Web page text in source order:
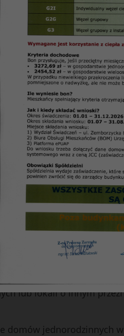
mieszkaniowych
mieszkaniowej, zwanej
przez dostarczanie
nie może odnosić
spółdzielni może być:
budynków w celu
budynków w celu
lub lokali o innym
domów jednorodzinnych